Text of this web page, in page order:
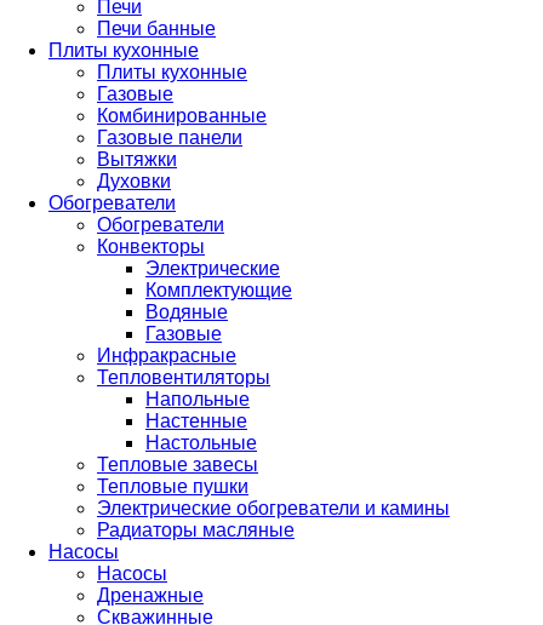
Печи
Печи банные
Плиты кухонные
Плиты кухонные
Газовые
Комбинированные
Газовые панели
Вытяжки
Духовки
Обогреватели
Обогреватели
Конвекторы
Электрические
Комплектующие
Водяные
Газовые
Инфракрасные
Тепловентиляторы
Напольные
Настенные
Настольные
Тепловые завесы
Тепловые пушки
Электрические обогреватели и камины
Радиаторы масляные
Насосы
Насосы
Дренажные
Скважинные